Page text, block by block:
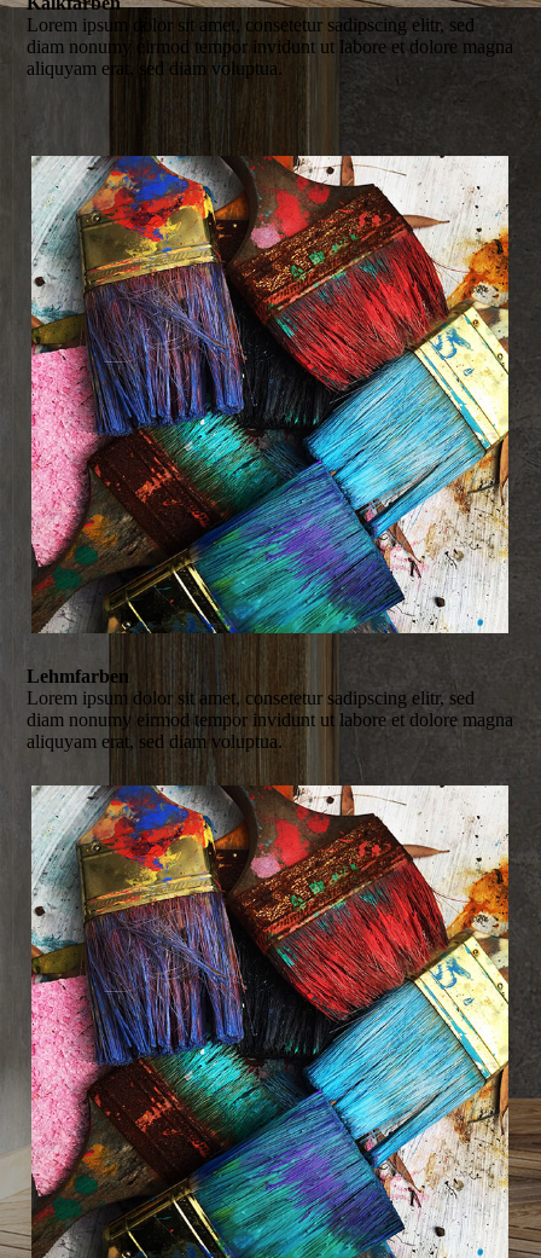
Lorem ipsum dolor sit amet, consetetur sadipscing elitr, sed
diam nonumy eirmod tempor invidunt ut labore et dolore magna
aliquyam erat, sed diam voluptua.
Lehmfarben
Lorem ipsum dolor sit amet, consetetur sadipscing elitr, sed
diam nonumy eirmod tempor invidunt ut labore et dolore magna
aliquyam erat, sed diam voluptua.